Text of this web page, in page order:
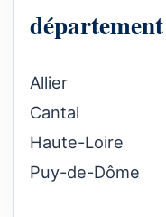
département
Allier
Cantal
Haute-Loire
Puy-de-Dôme